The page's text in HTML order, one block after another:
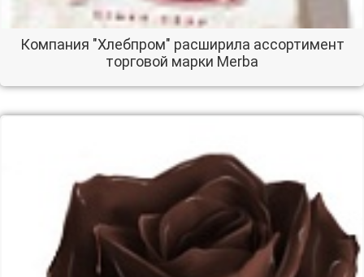
Компания "Хлебпром" расширила ассортимент
торговой марки Merba